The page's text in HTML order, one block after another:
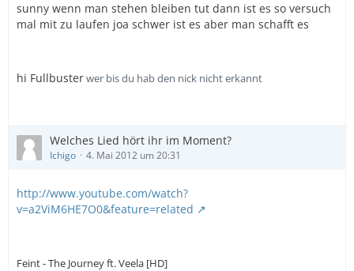
sunny wenn man stehen bleiben tut dann ist es so versuch
mal mit zu laufen joa schwer ist es aber man schafft es
hi Fullbusterwer bis du hab den nick nicht erkannt
Welches Lied hört ihr im Moment?
Ichigo 4. Mai 2012 um 20:31
http://www.youtube.com/watch?
v=a2ViM6HE7O0&feature=related
Feint - The Journey ft. Veela [HD]